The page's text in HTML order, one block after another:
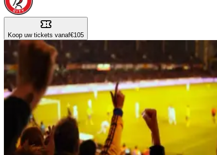
Koop uw tickets vanaf€105